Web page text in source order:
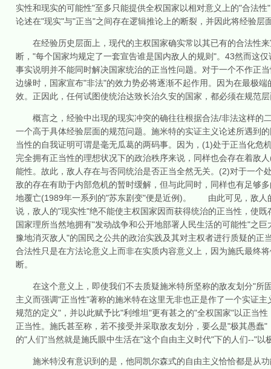
实性和现实的可能性"至多只能提供全权国家以相对意义上的"合法
论述在"现实"与"正当"之间存在逻辑推论上的断裂，并因此将经验层
在经验历史层面上，现代的主权国家确实常以其已有的合法性来
断，"每个国家均规定了一套宣告谁是国内敌人的规则"。43然而这
事实说明并不能同时解决国家统治的正当性问题。对于一个不作正
边缘时，国家宣布"非法"的效力势必将逐渐不起作用。因为在最极
效。正因此，任何试图使统治达致长治久安的国家，都必须在规范
概言之，经验中出现的现实冲突的确往往根据合法/非法这样的
一个高于具体经验层面的规范问题。施米特的实证主义论述所遇到
当性的自我证明可谓是毫无瓜葛的两码事。因为，(1)处于正当化
完全拥有正当性的理想状况下的政治秩序来说，同样也会存在着敌
能性。故此，敌人存在与否同统治是否正当全然无关。(2)对于一个
敌的存在有助于内部危机的暂时缓解，但与此同时，同样也有足够
地覆亡(1989年一系列的"苏东剧变"便是近例)。 由此可见，敌人
说，敌人的"现实性"绝不能使主权国家因而获得统治的正当性，使
国家理所当然地拥有"发动战争和公开地部署人民生活的可能性"之
豫地消灭敌人"的国民之公共的政治实践及其对主权者进行质疑的
合法性只是在方法论意义上而非在实质内容意义上，因为施氏最终
断。
在这个意义上，即使我们不去质疑施米特所坚称的敌友划分"所
主义而强调"正当性"著称的施米特在这里无非也正是作了一个实证
规范的定义"，并以此赋予比"利维坦"更有甚之的"全权国家"以正当
正当性。施氏甚至称，若不接受并采取敌友划分，要么是"极其愚
的"人们"当然就是施氏眼中生活在"这个自由主义时代"下的人们--"
施米特没有意识到的是，他同凯尔森式的自由主义恰恰都是从功